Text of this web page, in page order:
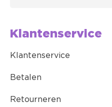
Klantenservice
Klantenservice
Betalen
Retourneren